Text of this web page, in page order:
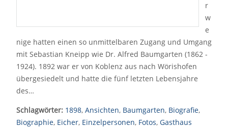
r
w
e
nige hatten einen so unmittelbaren Zugang und Umgang
mit Sebastian Kneipp wie Dr. Alfred Baumgarten (1862 -
1924). 1892 war er von Koblenz aus nach Wörishofen
übergesiedelt und hatte die fünf letzten Lebensjahre
des…
Schlagwörter: 1898, Ansichten, Baumgarten, Biografie,
Biographie, Eicher, Einzelpersonen, Fotos, Gasthaus